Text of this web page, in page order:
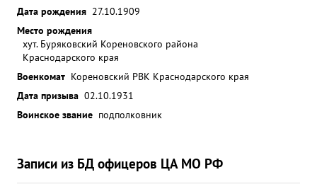
Дата рождения 27.10.1909
Место рождения
хут. Буряковский Кореновского района
Краснодарского края
Военкомат Кореновский РВК Краснодарского края
Дата призыва 02.10.1931
Воинское звание подполковник
Записи из БД офицеров ЦА МО РФ